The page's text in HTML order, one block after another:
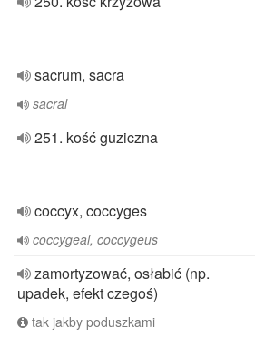
sacrum, sacra
sacral
251. kość guziczna
coccyx, coccyges
coccygeal, coccygeus
zamortyzować, osłabić (np.
upadek, efekt czegoś)
tak jakby poduszkami